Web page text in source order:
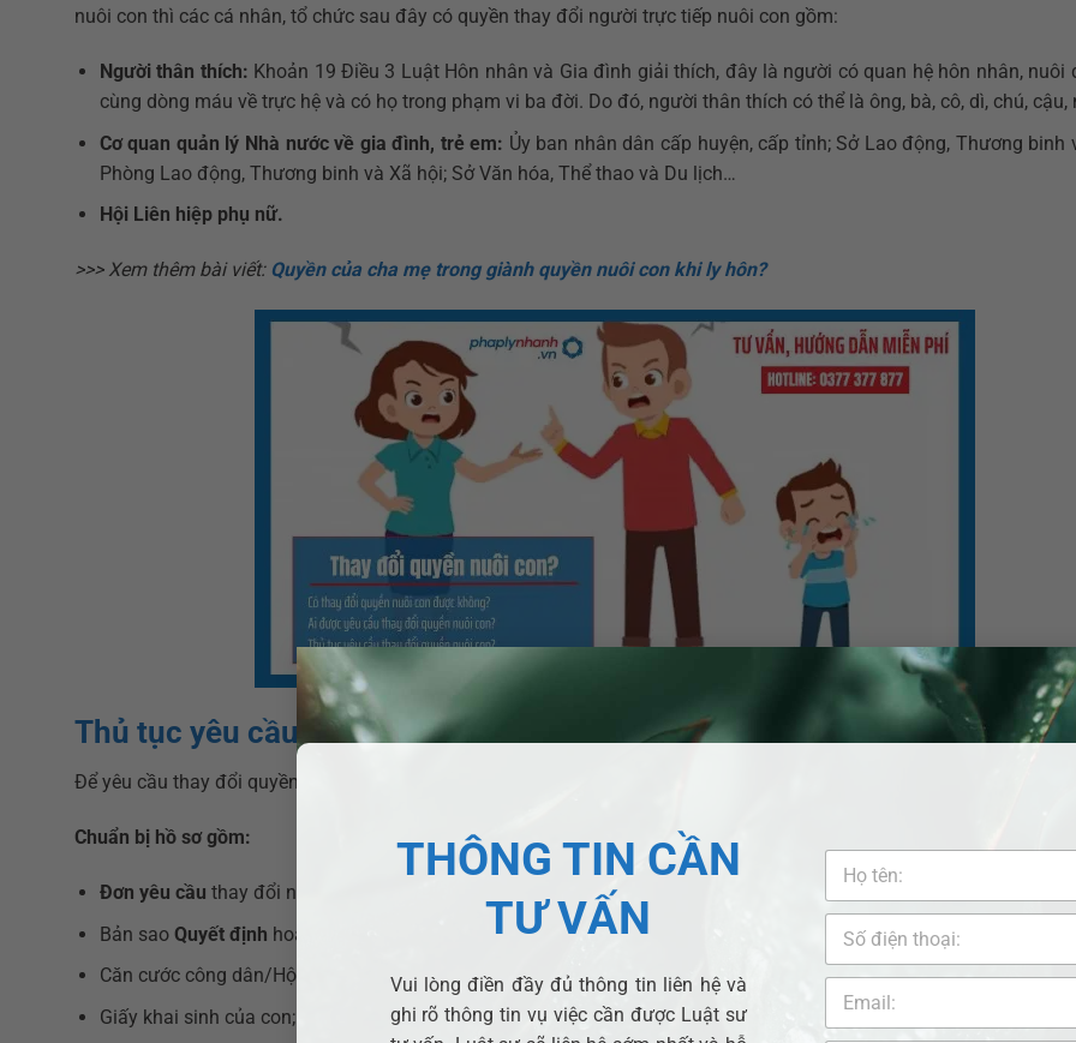
THÔNG TIN CẦN
TƯ VẤN
Vui lòng điền đầy đủ thông tin liên hệ và
ghi rõ thông tin vụ việc cần được Luật sư
nuôi con thì các cá nhân, tổ chức sau đây có quyền thay đổi người trực tiếp nuôi con gồm:
Người thân thích: Khoản 19 Điều 3 Luật Hôn nhân và Gia đình giải thích, đây là người có quan hệ hôn nhân, nuôi
cùng dòng máu về trực hệ và có họ trong phạm vi ba đời. Do đó, người thân thích có thể là ông, bà, cô, dì, chú, cậu,
Cơ quan quản lý Nhà nước về gia đình, trẻ em: Ủy ban nhân dân cấp huyện, cấp tỉnh; Sở Lao động, Thương binh
Phòng Lao động, Thương binh và Xã hội; Sở Văn hóa, Thể thao và Du lịch…
Hội Liên hiệp phụ nữ.
>>> Xem thêm bài viết: Quyền của cha mẹ trong giành quyền nuôi con khi ly hôn?
Thủ tục yêu cầu thay đổi quyền nuôi con tại Nhơn Trạch?
Để yêu cầu thay đổi quyền nuôi con, bạn cần chuẩn bị hồ sơ và thực hiện các bước sau:
Chuẩn bị hồ sơ gồm:
Đơn yêu cầu thay đổi người trực tiếp nuôi con hoặc đơn khởi kiện
yêu cầu thay đổi người trực tiếp nuôi con;
Bản sao Quyết định hoặc
ly hôn đã có hiệu lực pháp luật;
Căn cước công dân/Hộ chiếu còn thời hạn;
Giấy khai sinh của con;